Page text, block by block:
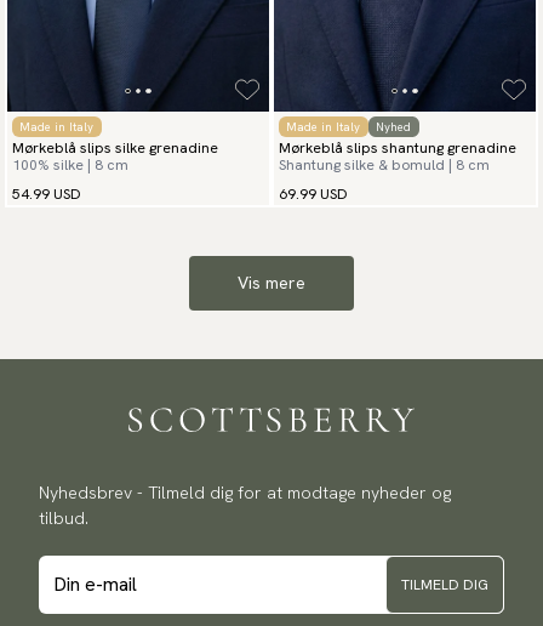
Made in Italy
Mørkeblå slips silke grenadine
100% silke | 8 cm
54.99 USD
Made in Italy Nyhed
Mørkeblå slips shantung grenadine
Shantung silke & bomuld | 8 cm
69.99 USD
Vis mere
Nyhedsbrev - Tilmeld dig for at modtage nyheder og
tilbud.
TILMELD DIG